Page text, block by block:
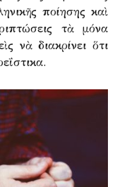
ποίησης καὶ
τὰ μόνα
νὰ διακρίνει ὅτι